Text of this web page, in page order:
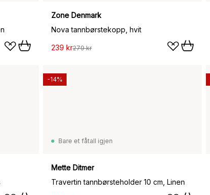
Zone Denmark
Nova tannbørstekopp, hvit
239 kr279 kr
Bare et fåtall igjen
Mette Ditmer
Travertin tannbørsteholder 10 cm, Linen
-14%